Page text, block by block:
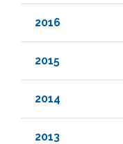
2016
2015
2014
2013